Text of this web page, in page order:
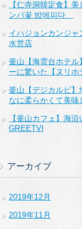
【仁寺洞韓定食】
ンバ꽃 밥에피다
イハジョンカンジャ
水営店
釜山【海雲台ホテル
ーに驚いた【ヌリホ
釜山【デジカルビ】
なに柔らかくて美味
【釜山カフェ】海
GREETVI
アーカイブ
2019年12月
2019年11月